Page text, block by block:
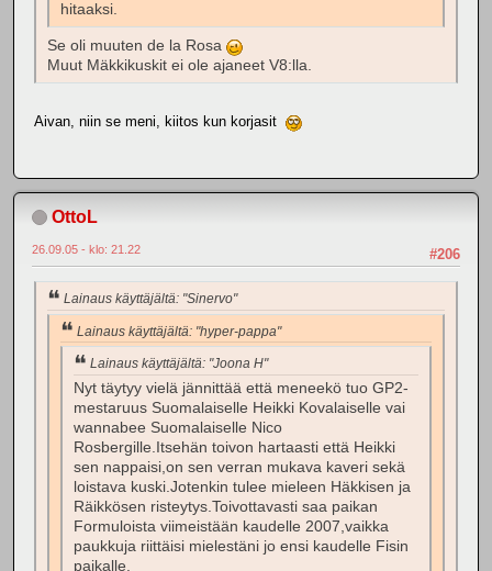
hitaaksi.
Se oli muuten de la Rosa
Muut Mäkkikuskit ei ole ajaneet V8:lla.
Aivan, niin se meni, kiitos kun korjasit
OttoL
#206
26.09.05 - klo: 21.22
Lainaus käyttäjältä: "Sinervo"
Lainaus käyttäjältä: "hyper-pappa"
Lainaus käyttäjältä: "Joona H"
Nyt täytyy vielä jännittää että meneekö tuo GP2-
mestaruus Suomalaiselle Heikki Kovalaiselle vai
wannabee Suomalaiselle Nico
Rosbergille.Itsehän toivon hartaasti että Heikki
sen nappaisi,on sen verran mukava kaveri sekä
loistava kuski.Jotenkin tulee mieleen Häkkisen ja
Räikkösen risteytys.Toivottavasti saa paikan
Formuloista viimeistään kaudelle 2007,vaikka
paukkuja riittäisi mielestäni jo ensi kaudelle Fisin
paikalle.